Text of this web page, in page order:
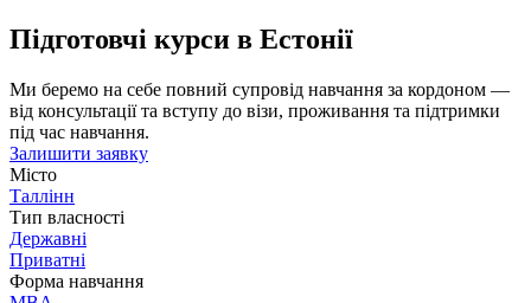
Підготовчі курси в Естонії
Ми беремо на себе повний супровід навчання за кордоном —
від консультації та вступу до візи, проживання та підтримки
під час навчання.
Залишити заявку
Місто
Таллінн
Тип власності
Державні
Приватні
Форма навчання